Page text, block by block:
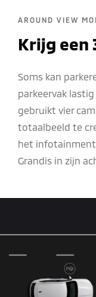
AROUND VIEW
Krijg een
Soms kan
parkeervak
gebruikt vier
totaalbeeld te
het
Grandis in zijn